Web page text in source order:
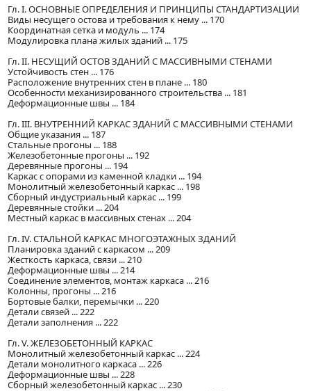
Гл. I. ОСНОВНЫЕ ОПРЕДЕЛЕНИЯ И ПРИНЦИПЫ СТАНДАРТИЗАЦИИ
Виды несущего остова и требования к нему ... 170
Координатная сетка и модуль ... 174
Модулировка плана жилых зданий ... 175
Гл. II. НЕСУЩИЙ ОСТОВ ЗДАНИЙ С МАССИВНЫМИ СТЕНАМИ
Устойчивость стен ... 176
Расположение внутренних стен в плане ... 180
Особенности механизированного строительства ... 181
Деформационные швы ... 184
Гл. III. ВНУТРЕННИЙ КАРКАС ЗДАНИЙ С МАССИВНЫМИ СТЕНАМИ
Общие указания ... 187
Стальные прогоны ... 188
Железобетонные прогоны ... 192
Деревянные прогоны ... 194
Каркас с опорами из каменной кладки ... 194
Монолитный железобетонный каркас ... 198
Сборный индустриальный каркас ... 199
Деревянные стойки ... 204
Местный каркас в массивных стенах ... 204
Гл. IV. СТАЛЬНОЙ КАРКАС МНОГОЭТАЖНЫХ ЗДАНИЙ
Планировка зданий с каркасом ... 209
Жесткость каркаса, связи ... 210
Деформационные швы ... 214
Соединение элементов, монтаж каркаса ... 216
Колонны, прогоны ... 216
Бортовые балки, перемычки ... 220
Детали связей ... 222
Детали заполнения ... 222
Гл. V. ЖЕЛЕЗОБЕТОННЫЙ КАРКАС
Монолитный железобетонный каркас ... 224
Детали монолитного каркаса ... 226
Деформационные швы ... 228
Сборный железобетонный каркас ... 230